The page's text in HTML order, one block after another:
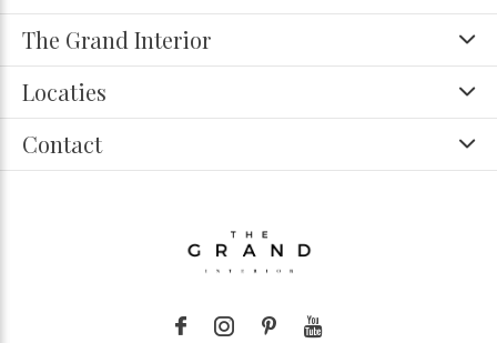
The Grand Interior
Locaties
Contact